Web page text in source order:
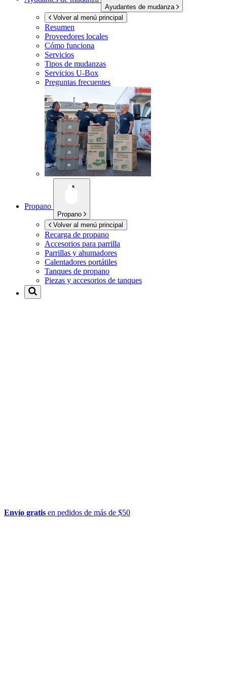
Ayudantes de mudanza
Volver al menú principal
Resumen
Proveedores locales
Cómo funciona
Servicios
Tipos de mudanzas
Servicios U-Box
Preguntas frecuentes
Propano
Propano
Volver al menú principal
Recarga de propano
Accesorios para parrilla
Parrillas y ahumadores
Calentadores portátiles
Tanques de propano
Piezas y accesorios de tanques
Envío gratis en pedidos de más de $50